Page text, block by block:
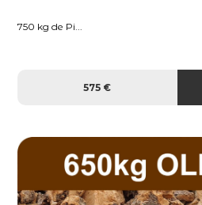
750 kg de Pi...
575 €